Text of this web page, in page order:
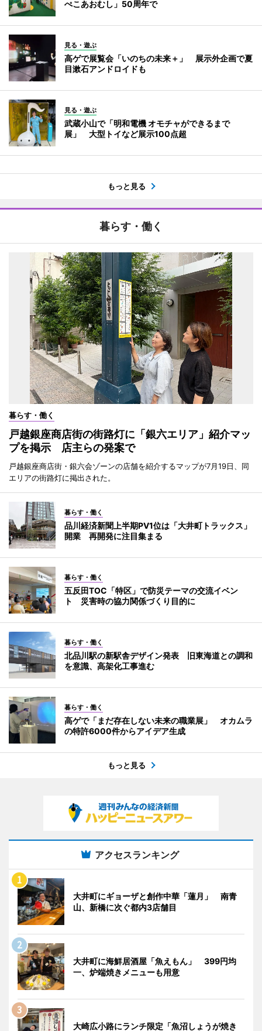
ぺこあおむし」50周年で
見る・遊ぶ
高ゲで展覧会「いのちの未来＋」 展示外企画で夏
目漱石アンドロイドも
見る・遊ぶ
武蔵小山で「明和電機 オモチャができるまで
展」 大型トイなど展示100点超
もっと見る
暮らす・働く
暮らす・働く
戸越銀座商店街の街路灯に「銀六エリア」紹介マッ
プを掲示 店主らの発案で
戸越銀座商店街・銀六会ゾーンの店舗を紹介するマップが7月19日、同
エリアの街路灯に掲出された。
暮らす・働く
品川経済新聞上半期PV1位は「大井町トラックス」
開業 再開発に注目集まる
暮らす・働く
五反田TOC「特区」で防災テーマの交流イベン
ト 災害時の協力関係づくり目的に
暮らす・働く
北品川駅の新駅舎デザイン発表 旧東海道との調和
を意識、高架化工事進む
暮らす・働く
高ゲで「まだ存在しない未来の職業展」 オカムラ
の特許6000件からアイデア生成
もっと見る
アクセスランキング
大井町にギョーザと創作中華「蓮月」 南青
山、新橋に次ぐ都内3店舗目
大井町に海鮮居酒屋「魚えもん」 399円均
一、炉端焼きメニューも用意
大崎広小路にランチ限定「魚沼しょうが焼き